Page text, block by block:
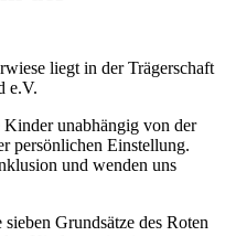
liegt in der Trägerschaft
e.V.
unabhängig von der
persönlichen Einstellung.
und wenden uns
Grundsätze des Roten